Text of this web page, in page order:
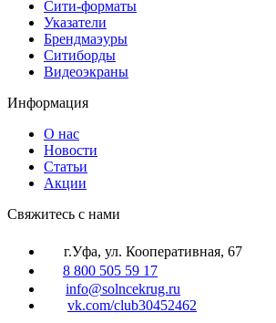
Сити-форматы
Указатели
Брендмаэуры
Ситиборды
Видеоэкраны
Информация
О нас
Новости
Статьи
Акции
Cвяжитесь с нами
г.Уфа, ул. Кооперативная, 67
8 800 505 59 17
info@solncekrug.ru
vk.com/club30452462